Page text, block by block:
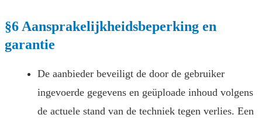
§6 Aansprakelijkheidsbeperking en
garantie
De aanbieder beveiligt de door de gebruiker
ingevoerde gegevens en geüploade inhoud volgens
de actuele stand van de techniek tegen verlies. Een